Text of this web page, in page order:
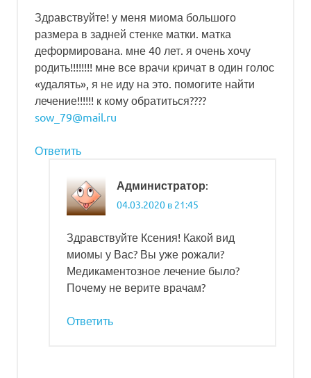
Здравствуйте! у меня миома большого
размера в задней стенке матки. матка
деформирована. мне 40 лет. я очень хочу
родить!!!!!!!! мне все врачи кричат в один голос
«удалять», я не иду на это. помогите найти
лечение!!!!!! к кому обратиться????
sow_79@mail.ru
Ответить
Администратор:
04.03.2020 в 21:45
Здравствуйте Ксения! Какой вид
миомы у Вас? Вы уже рожали?
Медикаментозное лечение было?
Почему не верите врачам?
Ответить